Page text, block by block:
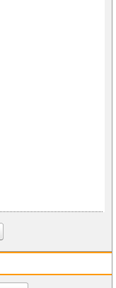
しく悪化している者
者
害する恐れがあると当社が
任を負わないものとします。
いかなる第三者にも譲渡でき
、当社が指定する方法で最新
なかったことにより、会員が
合、また、退会を希望する場
ID」)をいかなる第三者にも
当社は一切の責任を負いませ
合、もしくは第三者に知られ
入店にその旨を報告し、指示